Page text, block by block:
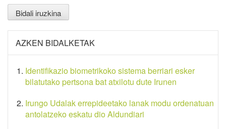
AZKEN BIDALKETAK
Identifikazio biometrikoko sistema berriari esker
bilatutako pertsona bat atxilotu dute Irunen
Irungo Udalak errepideetako lanak modu ordenatuan
antolatzeko eskatu dio Aldundiari